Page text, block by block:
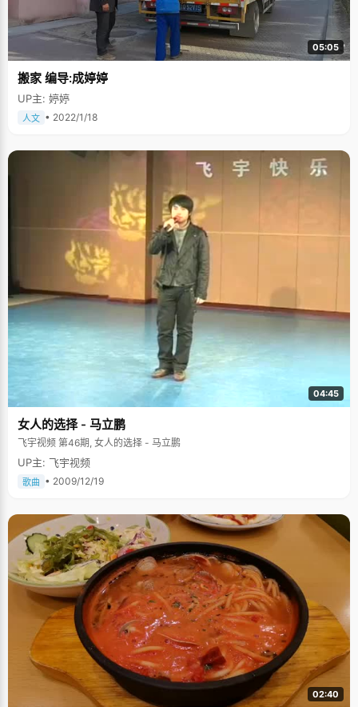
05:05
搬家 编导:成婷婷
UP主: 婷婷
人文 • 2022/1/18
04:45
女人的选择 - 马立鹏
飞宇视频 第46期, 女人的选择 - 马立鹏
UP主: 飞宇视频
歌曲 • 2009/12/19
02:40